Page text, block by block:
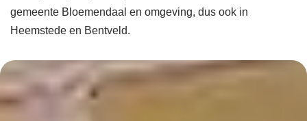
gemeente Bloemendaal en omgeving, dus ook in
Heemstede en Bentveld.